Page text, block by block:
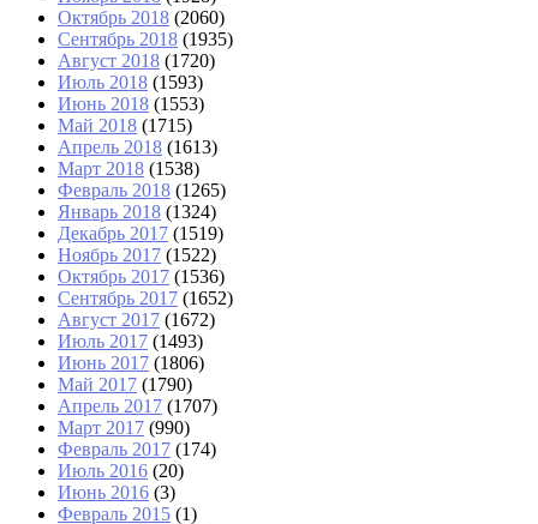
Октябрь 2018 (2060)
Сентябрь 2018 (1935)
Август 2018 (1720)
Июль 2018 (1593)
Июнь 2018 (1553)
Май 2018 (1715)
Апрель 2018 (1613)
Март 2018 (1538)
Февраль 2018 (1265)
Январь 2018 (1324)
Декабрь 2017 (1519)
Ноябрь 2017 (1522)
Октябрь 2017 (1536)
Сентябрь 2017 (1652)
Август 2017 (1672)
Июль 2017 (1493)
Июнь 2017 (1806)
Май 2017 (1790)
Апрель 2017 (1707)
Март 2017 (990)
Февраль 2017 (174)
Июль 2016 (20)
Июнь 2016 (3)
Февраль 2015 (1)